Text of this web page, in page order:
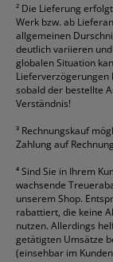
² Die Lieferung
Werk bzw. ab
allgemeinen
deutlich variieren
globalen Situation
Lieferverzögerungen
sobald der bestellte
Verständnis!
³ Rechnungskauf
Zahlung auf
⁴Sind Sie in Ihrem
wachsende
unserem Shop.
rabattiert, die keine
nutzen. Allerdings
getätigten Umsätze
(einsehbar im